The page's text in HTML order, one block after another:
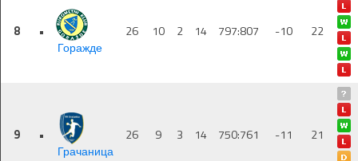
8
•
Горажде
26 10 2 14 797:807 -10 22
9
•
Грачаница
26 9 3 14 750:761 -11 21